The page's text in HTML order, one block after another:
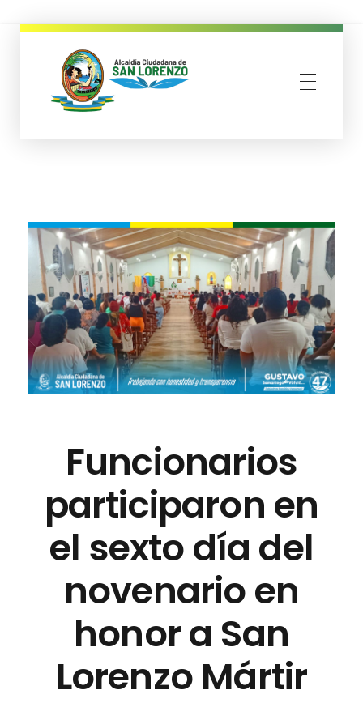
Funcionarios
participaron en
el sexto día del
novenario en
honor a San
Lorenzo Mártir